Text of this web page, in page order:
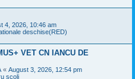
4, 2026, 10:46 am
deschise(RED)
VET CN IANCU DE
« August 3, 2026, 12:54 pm
scoli